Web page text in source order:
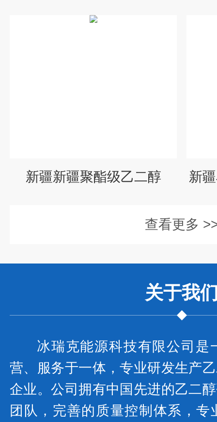
新疆新疆聚酯级乙二醇 新
查看更多
关于我
冰瑞克能源科技有限公司是
营、服务于一体，专业研发生产
企业。公司拥有中国先进的乙二
团队，完善的质量控制体系，